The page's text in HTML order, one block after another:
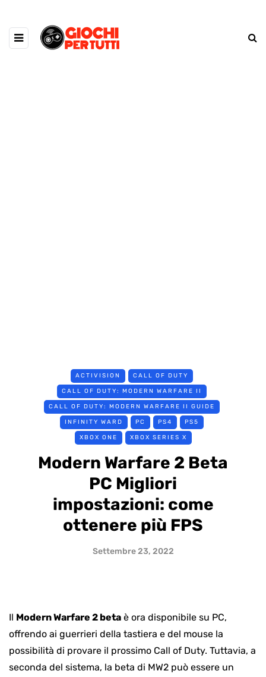
ACTIVISION CALL OF DUTY
CALL OF DUTY: MODERN WARFARE II
CALL OF DUTY: MODERN WARFARE II GUIDE
INFINITY WARD PC PS4 PS5
XBOX ONE XBOX SERIES X
Modern Warfare 2 Beta
PC Migliori
impostazioni: come
ottenere più FPS
Settembre 23, 2022
Il Modern Warfare 2 beta è ora disponibile su PC,
offrendo ai guerrieri della tastiera e del mouse la
possibilità di provare il prossimo Call of Duty. Tuttavia, a
seconda del sistema, la beta di MW2 può essere un